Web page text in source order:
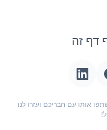
דף זה
אותו עם חבריכם ועזרו לנו